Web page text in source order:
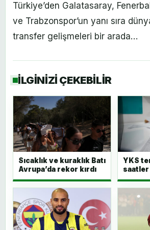
Türkiye’den Galatasaray,
ve Trabzonspor’un yanı sıra
transfer gelişmeleri bir arada…
İLGİNİZİ ÇEKEBİLİR
Sıcaklık ve kuraklık Batı
Avrupa’da rekor kırdı
YKS
saatler